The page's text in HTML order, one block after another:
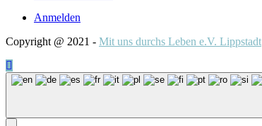
Anmelden
Copyright @ 2021 - Mit uns durchs Leben e.V. Lippstadt